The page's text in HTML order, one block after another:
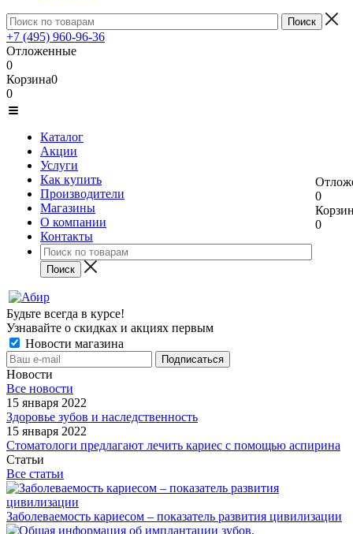
+7 (495) 960-96-36
Отложенные
0
Корзина0
0
Каталог
Акции
Услуги
Как купить
Производители
Магазины
О компании
Контакты
0
0
Будьте всегда в курсе!
Узнавайте о скидках и акциях первым
Новости магазина
Новости
Все новости
15 января 2022
Здоровье зубов и наследственность
15 января 2022
Стоматологи предлагают лечить кариес с помощью аспирина
Статьи
Все статьи
Заболеваемость кариесом – показатель развития цивилизации